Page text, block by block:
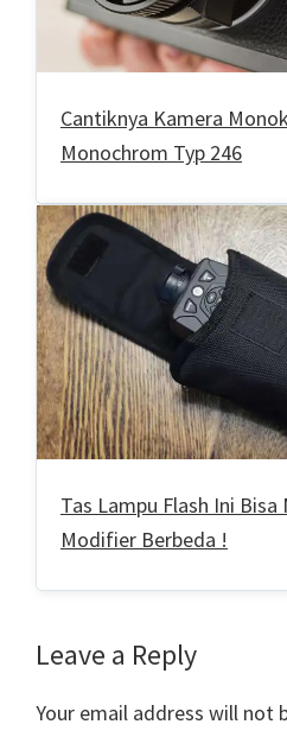
Cantiknya Kamera
Monochrom Typ 246
Tas Lampu Flash Ini
Modifier Berbeda !
Reader
Interactions
Leave a Reply
Your email address will not